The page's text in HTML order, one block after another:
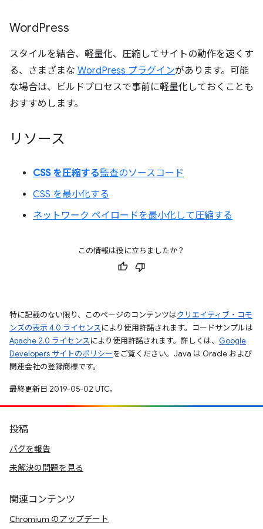
WordPress
スタイルを結合、軽量化、圧縮してサイトの動作を速くす
る、さまざまな WordPress プラグインがあります。可能
な場合は、ビルドプロセスで事前に軽量化しておくことも
おすすめします。
リソース
CSS を圧縮する監査のソースコード
CSS を最小化する
ネットワーク ペイロードを最小化して圧縮する
この情報は役に立ちましたか？
特に記載のない限り、このページのコンテンツはクリエイティブ・コモ
ンズの表示 4.0 ライセンスにより使用許諾されます。コードサンプルは
Apache 2.0 ライセンスにより使用許諾されます。詳しくは、 Google
Developers サイトのポリシーをご覧ください。Java は Oracle および
関連会社の登録商標です。
最終更新日 2019-05-02 UTC。
投稿
バグを報告
未解決の問題を見る
関連コンテンツ
Chromium のアップデート